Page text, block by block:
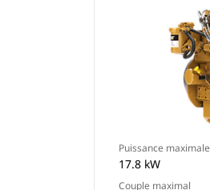
Puissance maximale
17.8 kW
Couple maximal